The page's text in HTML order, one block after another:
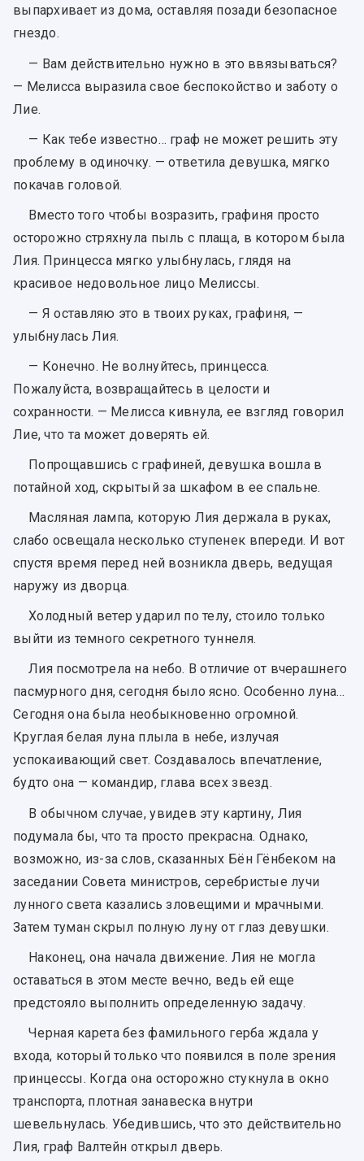
выпархивает из дома, оставляя позади безопасное
гнездо.
— Вам действительно нужно в это ввязываться?
— Мелисса выразила свое беспокойство и заботу о
Лие.
— Как тебе известно… граф не может решить эту
проблему в одиночку. — ответила девушка, мягко
покачав головой.
Вместо того чтобы возразить, графиня просто
осторожно стряхнула пыль с плаща, в котором была
Лия. Принцесса мягко улыбнулась, глядя на
красивое недовольное лицо Мелиссы.
— Я оставляю это в твоих руках, графиня, —
улыбнулась Лия.
— Конечно. Не волнуйтесь, принцесса.
Пожалуйста, возвращайтесь в целости и
сохранности. — Мелисса кивнула, ее взгляд говорил
Лие, что та может доверять ей.
Попрощавшись с графиней, девушка вошла в
потайной ход, скрытый за шкафом в ее спальне.
Масляная лампа, которую Лия держала в руках,
слабо освещала несколько ступенек впереди. И вот
спустя время перед ней возникла дверь, ведущая
наружу из дворца.
Холодный ветер ударил по телу, стоило только
выйти из темного секретного туннеля.
Лия посмотрела на небо. В отличие от вчерашнего
пасмурного дня, сегодня было ясно. Особенно луна...
Сегодня она была необыкновенно огромной.
Круглая белая луна плыла в небе, излучая
успокаивающий свет. Создавалось впечатление,
будто она — командир, глава всех звезд.
В обычном случае, увидев эту картину, Лия
подумала бы, что та просто прекрасна. Однако,
возможно, из-за слов, сказанных Бён Гёнбеком на
заседании Совета министров, серебристые лучи
лунного света казались зловещими и мрачными.
Затем туман скрыл полную луну от глаз девушки.
Наконец, она начала движение. Лия не могла
оставаться в этом месте вечно, ведь ей еще
предстояло выполнить определенную задачу.
Черная карета без фамильного герба ждала у
входа, который только что появился в поле зрения
принцессы. Когда она осторожно стукнула в окно
транспорта, плотная занавеска внутри
шевельнулась. Убедившись, что это действительно
Лия, граф Валтейн открыл дверь.